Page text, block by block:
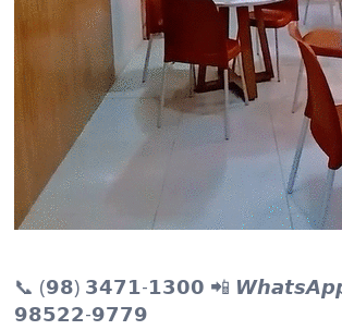
📞 (𝟵𝟴) 𝟯𝟰𝟳𝟭-𝟭𝟯𝟬𝟬 📲
𝟵𝟴𝟱𝟮𝟮-𝟵𝟳𝟳𝟵